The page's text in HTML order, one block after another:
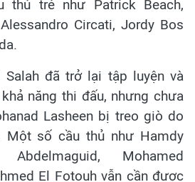
thủ trẻ như Patrick Beach,
Circati, Jordy Bos
Salah đã trở lại tập luyện và
năng thi đấu, nhưng chưa
Lasheen bị treo giò do
Một số cầu thủ như Hamdy
Mohamed
El Fotouh vẫn cần được